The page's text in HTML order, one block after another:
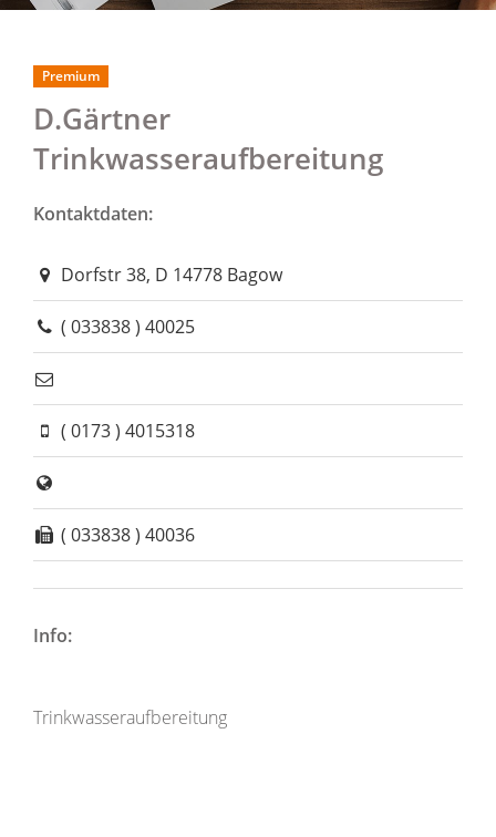
D.Gärtner
Trinkwasseraufbereitung
Premium
Kontaktdaten:
Dorfstr 38, D 14778 Bagow
( 033838 ) 40025
( 0173 ) 4015318
( 033838 ) 40036
Info:
Trinkwasseraufbereitung